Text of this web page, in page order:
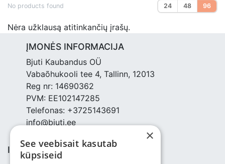
No products found 24 48 96
Nėra užklausą atitinkančių įrašų.
ĮMONĖS INFORMACIJA
Bjuti Kaubandus OÜ
Vabaõhukooli tee 4, Tallinn, 12013
Reg nr: 14690362
PVM: EE102147285
Telefonas: +3725143691
info@bjuti.ee
INFORMACIJA
×
See veebisait kasutab
küpsiseid